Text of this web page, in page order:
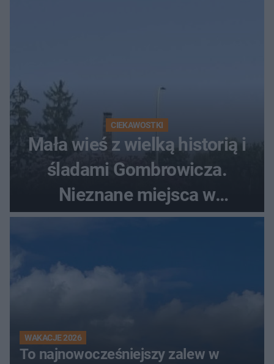
CIEKAWOSTKI
Mała wieś z wielką historią i
śladami Gombrowicza.
Nieznane miejsca w
Świętokrzyskiem
WAKACJE 2026
To najnowocześniejszy zalew w